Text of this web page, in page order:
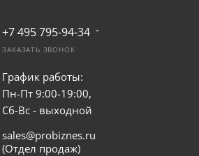
+7 495 795-94-34
ЗАКАЗАТЬ ЗВОНОК
График работы:
Пн-Пт 9:00-19:00,
Сб-Вс - выходной
sales@probiznes.ru
(Отдел продаж)